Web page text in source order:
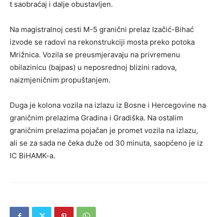
t saobraćaj i dalje obustavljen.
Na magistralnoj cesti M-5 granični prelaz Izačić-Bihać
izvode se radovi na rekonstrukciji mosta preko potoka
Mrižnica. Vozila se preusmjeravaju na privremenu
obilazinicu (bajpas) u neposrednoj blizini radova,
naizmjeničnim propuštanjem.
Duga je kolona vozila na izlazu iz Bosne i Hercegovine na
graničnim prelazima Gradina i Gradiška. Na ostalim
graničnim prelazima pojačan je promet vozila na izlazu,
ali se za sada ne čeka duže od 30 minuta, saopćeno je iz
IC BiHAMK-a.